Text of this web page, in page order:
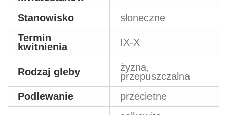
Stanowisko
słoneczne
Termin
kwitnienia
IX-X
Rodzaj gleby
żyzna,
przepuszczalna
Podlewanie
przecietne